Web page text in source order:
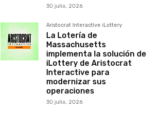
30 julio, 2026
Aristocrat Interactive iLottery
La Lotería de
Massachusetts
implementa la solución de
iLottery de Aristocrat
Interactive para
modernizar sus
operaciones
30 julio, 2026